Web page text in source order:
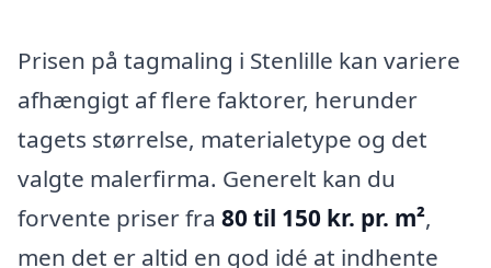
Prisen på tagmaling i Stenlille kan variere
afhængigt af flere faktorer, herunder
tagets størrelse, materialetype og det
valgte malerfirma. Generelt kan du
forvente priser fra 80 til 150 kr. pr. m²,
men det er altid en god idé at indhente